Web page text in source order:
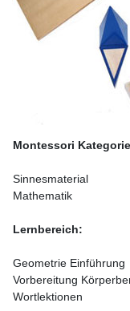
Montessori
Sinnesmaterial
Mathematik
Lernbereich:
Geometrie Einführung
Vorbereitung
Wortlektionen